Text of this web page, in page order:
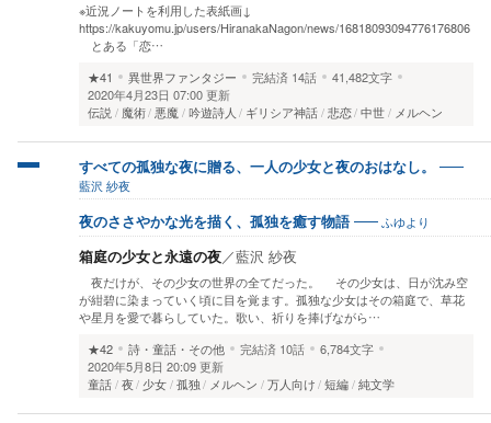
※近況ノートを利用した表紙画↓
https://kakuyomu.jp/users/HiranakaNagon/news/16818093094776176806
とある「恋…
★41
異世界ファンタジー 完結済 14話
41,482文字
2020年4月23日 07:00 更新
伝説
魔術 悪魔 吟遊詩人 ギリシア神話 悲恋 中世 メルヘン
すべての孤独な夜に贈る、一人の少女と夜のおはなし。
藍沢 紗夜
夜のささやかな光を描く、孤独を癒す物語 ふゆより
箱庭の少女と永遠の夜／藍沢 紗夜
夜だけが、その少女の世界の全てだった。 その少女は、日が沈み空
が紺碧に染まっていく頃に目を覚ます。孤独な少女はその箱庭で、草花
や星月を愛で暮らしていた。歌い、祈りを捧げながら…
★42
詩・童話・その他 完結済 10話
6,784文字
2020年5月8日 20:09 更新
童話 夜 少女 孤独 メルヘン 万人向け 短編 純文学